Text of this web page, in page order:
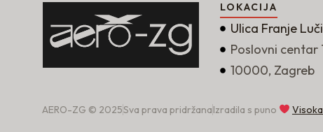
LOKACIJA
Ulica Franje
Poslovni centar
10000, Zagreb
AERO-ZG © 2025Sva prava pridržanaIzradila s puno